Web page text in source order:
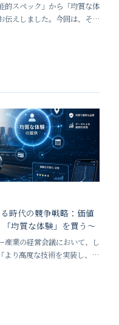
的スペック」から「均質な体
伝えしました。今回は、その
劇的な変化——すなわち、利
力」の陳腐化と競争軸の
ン
時代の競争戦略：価値
均質な体験」を買う〜
産業の経営会議において、し
より高度な技術を実装し、よ
くれる」という、技術信仰
り、日本企業は現場の優れ
。し